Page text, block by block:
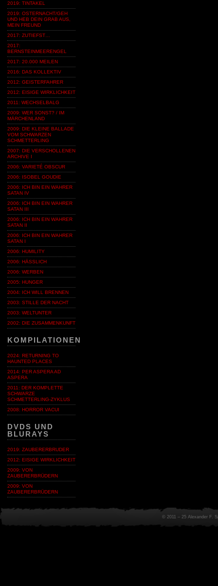
2019: TINTAKEL
2019: OSTERNACHT/GEH
UND HEB DEIN GRAB AUS,
MEIN FREUND
2017: ZUTIEFST…
2017:
BERNSTEINMEERENGEL
2017: 20.000 MEILEN
2016: DAS KOLLEKTIV
2012: GEISTERFAHRER
2012: EISIGE WIRKLICHKEIT
2011: WECHSELBALG
2009: WER SONST? / IM
MÄRCHENLAND
2009: DIE KLEINE BALLADE
VOM SCHWARZEN
SCHMETTERLING
2007: DIE VERSCHOLLENEN
ARCHIVE I
2006: VARIETÉ OBSCUR
2006: ISOBEL GOUDIE
2006: ICH BIN EIN WAHRER
SATAN IV
2006: ICH BIN EIN WAHRER
SATAN III
2006: ICH BIN EIN WAHRER
SATAN II
2006: ICH BIN EIN WAHRER
SATAN I
2006: HUMILITY
2006: HÄSSLICH
2006: WERBEN
2005: HUNGER
2004: ICH WILL BRENNEN
2003: STILLE DER NACHT
2003: WELTUNTER
2002: DIE ZUSAMMENKUNFT
KOMPILATIONEN
2024: RETURNING TO
HAUNTED PLACES
2014: PER ASPERA AD
ASPERA
2011: DER KOMPLETTE
SCHWARZE
SCHMETTERLING-ZYKLUS
2008: HORROR VACUI
DVDS UND
BLURAYS
2019: ZAUBERERBRUDER
2012: EISIGE WIRKLICHKEIT
2009: VON
ZAUBERERBRÜDERN
2009: VON
ZAUBERERBRÜDERN
© 2011 – 25 Alexander F.